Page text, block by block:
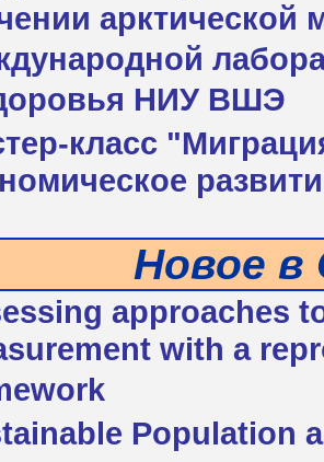
арктической
НИУ ВШЭ
класс
Новое в
approaches
with a
Population